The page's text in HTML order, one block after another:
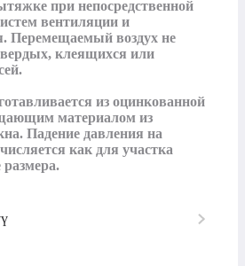
при непосредственной
вентиляции и
Перемещаемый воздух не
клеящихся или
из оцинкованной
материалом из
Падение давления на
как для участка
размера.